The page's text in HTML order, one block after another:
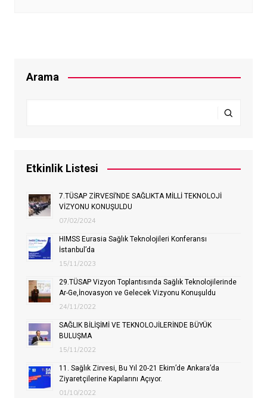
Arama
Etkinlik Listesi
7.TÜSAP ZİRVESİ’NDE SAĞLIKTA MİLLİ TEKNOLOJİ
VİZYONU KONUŞULDU
07/02/2024
HIMSS Eurasia Sağlık Teknolojileri Konferansı
İstanbul’da
15/11/2023
29.TÜSAP Vizyon Toplantısında Sağlık Teknolojilerinde
Ar-Ge,İnovasyon ve Gelecek Vizyonu Konuşuldu
24/11/2022
SAĞLIK BİLİŞİMİ VE TEKNOLOJİLERİNDE BÜYÜK
BULUŞMA
15/11/2022
11. Sağlık Zirvesi, Bu Yıl 20-21 Ekim’de Ankara’da
Ziyaretçilerine Kapılarını Açıyor.
01/10/2022